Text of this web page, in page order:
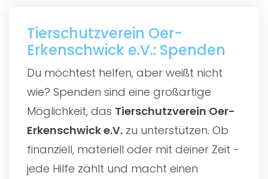
Tierschutzverein Oer-
Erkenschwick e.V.: Spenden
Du möchtest helfen, aber weißt nicht
wie? Spenden sind eine großartige
Möglichkeit, das Tierschutzverein Oer-
Erkenschwick e.V. zu unterstützen. Ob
finanziell, materiell oder mit deiner Zeit -
jede Hilfe zählt und macht einen